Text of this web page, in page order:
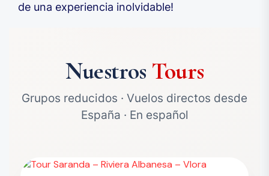
de una experiencia inolvidable!
Nuestros Tours
Grupos reducidos · Vuelos directos desde
España · En español